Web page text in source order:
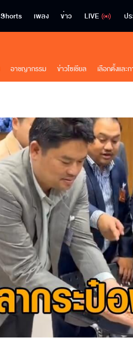
Shorts เพลง ข่าว LIVE ป
อาชญากรรม ข่าวโซเชียล เลือกตั้งและ